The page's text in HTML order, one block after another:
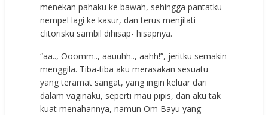
menekan pahaku ke bawah, sehingga pantatku
nempel lagi ke kasur, dan terus menjilati
clitorisku sambil dihisap- hisapnya.
“aa.., Ooomm.., aauuhh.., aahh!”, jeritku semakin
menggila. Tiba-tiba aku merasakan sesuatu
yang teramat sangat, yang ingin keluar dari
dalam vaginaku, seperti mau pipis, dan aku tak
kuat menahannya, namun Om Bayu yang